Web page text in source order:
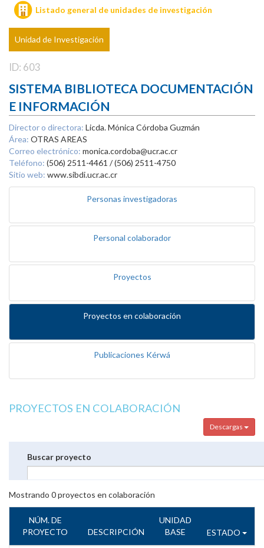
Listado general de unidades de investigación
Unidad de Investigación
ID: 603
SISTEMA BIBLIOTECA DOCUMENTACIÓN
E INFORMACIÓN
Director o directora: Licda. Mónica Córdoba Guzmán
Área: OTRAS AREAS
Correo electrónico: monica.cordoba@ucr.ac.cr
Teléfono: (506) 2511-4461 / (506) 2511-4750
Sitio web: www.sibdi.ucr.ac.cr
Personas investigadoras
Personal colaborador
Proyectos
Proyectos en colaboración
Publicaciones Kérwá
PROYECTOS EN COLABORACIÓN
Descargas
Buscar proyecto
Mostrando 0proyectos en colaboración
NÚM. DE
PROYECTO
DESCRIPCIÓN
UNIDAD
BASE
ESTADO